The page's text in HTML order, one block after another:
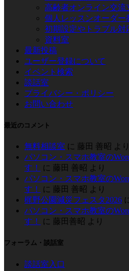
高齢者オンライン交流
個人レッスンオーダー
初期設定やトラブル対
資料室
最新投稿
ユーザー登録について
イベント検索
談話室
プライバシー・ポリシー
お問い合わせ
最近のコメント
無料相談室 に 藤田 善昭 より
パソコン・スマホ教室の
す！
に 藤田 善昭 より
パソコン・スマホ教室の
す！
に 藤田 善昭 より
梶野公園減災フェスタ2026
パソコン・スマホ教室の
す！
に 藤田善昭 より
フォーラム・談話室
談話室入口